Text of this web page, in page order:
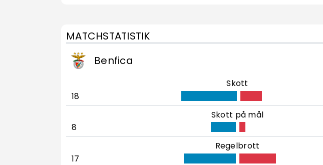
MATCHSTATISTIK
Benfica
Skott
18
Skott på mål
8
Regelbrott
17